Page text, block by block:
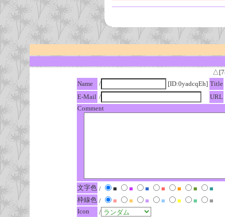
Name
/ [ID:0yadcqEh] Title
E-Mail / URL
Comment
文字色 / ■ ■ ■ ■ ■ ■
■
枠線色 / ■ ■ ■ ■ ■ ■
■
Icon
/